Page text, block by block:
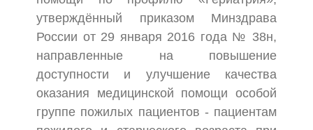
утверждённый приказом Минздрава
России от 29 января 2016 года № 38н,
направленные на повышение
доступности и улучшение качества
оказания медицинской помощи особой
группе пожилых пациентов - пациентам